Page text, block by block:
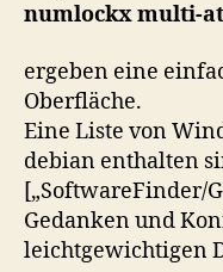
numlockx multi-
ergeben eine
Oberfläche.
Eine Liste von
debian enthalten
[„SoftwareFinder/
Gedanken und
leichtgewichtigen